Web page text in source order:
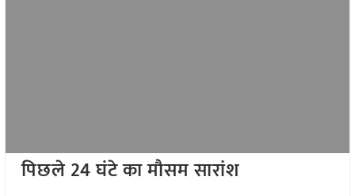
पिछले 24 घंटे का मौसम सारांश